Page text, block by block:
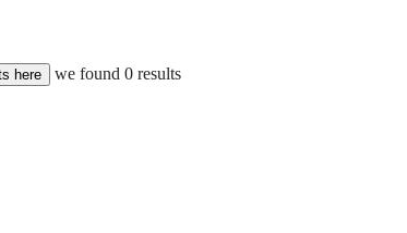
here we found 0 results